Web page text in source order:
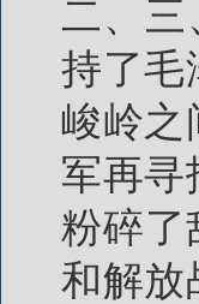
二、三
持了毛
峻岭之
军再寻
粉碎了
和解放